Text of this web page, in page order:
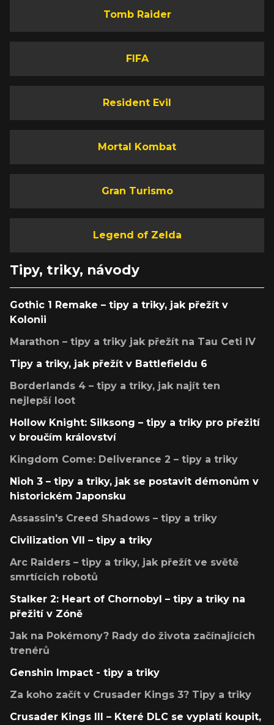
Tomb Raider
FIFA
Resident Evil
Mortal Kombat
Gran Turismo
Legend of Zelda
Tipy, triky, návody
Gothic 1 Remake – tipy a triky, jak přežít v
Kolonii
Marathon – tipy a triky jak přežít na Tau Ceti IV
Tipy a triky, jak přežít v Battlefieldu 6
Borderlands 4 – tipy a triky, jak najít ten
nejlepší loot
Hollow Knight: Silksong – tipy a triky pro přežití
v broučím království
Kingdom Come: Deliverance 2 – tipy a triky
Nioh 3 – tipy a triky, jak se postavit démonům v
historickém Japonsku
Assassin's Creed Shadows – tipy a triky
Civilization VII – tipy a triky
Arc Raiders – tipy a triky, jak přežít ve světě
smrtících robotů
Stalker 2: Heart of Chornobyl – tipy a triky na
přežití v Zóně
Jak na Pokémony? Rady do života začínajících
trenérů
Genshin Impact - tipy a triky
Za koho začít v Crusader Kings 3? Tipy a triky
Crusader Kings III – Které DLC se vyplatí koupit,